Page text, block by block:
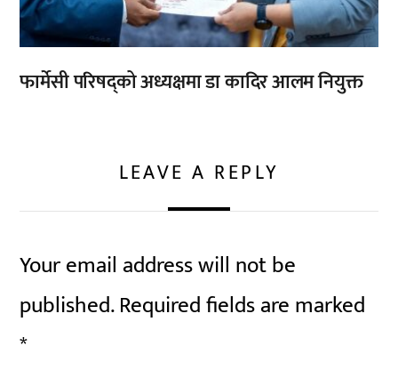
फार्मेसी परिषद्को अध्यक्षमा डा कादिर आलम नियुक्त
LEAVE A REPLY
Your email address will not be
published.Required fields are marked
*